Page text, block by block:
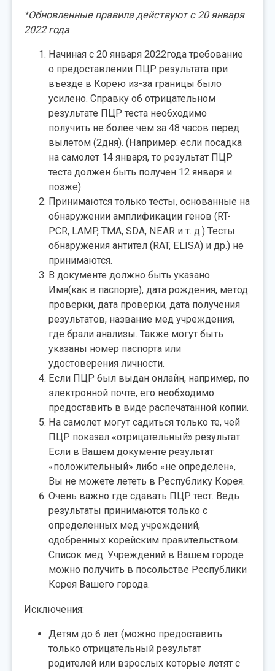
*Обновленные правила действуют с 20 января
2022 года
Начиная с 20 января 2022года требование
о предоставлении ПЦР результата при
въезде в Корею из-за границы было
усилено. Справку об отрицательном
результате ПЦР теста необходимо
получить не более чем за 48 часов перед
вылетом (2дня). (Например: если посадка
на самолет 14 января, то результат ПЦР
теста должен быть получен 12 января и
позже).
Принимаются только тесты, основанные на
обнаружении амплификации генов (RT-
PCR, LAMP, TMA, SDA, NEAR и т. д.) Тесты
обнаружения антител (RAT, ELISA) и др.) не
принимаются.
В документе должно быть указано
Имя(как в паспорте), дата рождения, метод
проверки, дата проверки, дата получения
результатов, название мед учреждения,
где брали анализы. Также могут быть
указаны номер паспорта или
удостоверения личности.
Если ПЦР был выдан онлайн, например, по
электронной почте, его необходимо
предоставить в виде распечатанной копии.
На самолет могут садиться только те, чей
ПЦР показал «отрицательный» результат.
Если в Вашем документе результат
«положительный» либо «не определен»,
Вы не можете лететь в Республику Корея.
Очень важно где сдавать ПЦР тест. Ведь
результаты принимаются только с
определенных мед учреждений,
одобренных корейским правительством.
Список мед. Учреждений в Вашем городе
можно получить в посольстве Республики
Корея Вашего города.
Исключения:
Детям до 6 лет (можно предоставить
только отрицательный результат
родителей или взрослых которые летят с